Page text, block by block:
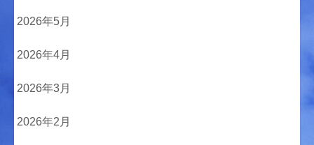
2026年5月
2026年4月
2026年3月
2026年2月